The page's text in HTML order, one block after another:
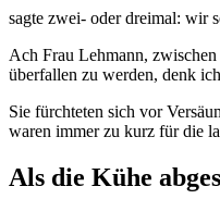
sagte zwei- oder dreimal: wir
Ach Frau Lehmann,
überfallen zu werden, denk
Sie fürchteten sich vor
waren immer zu kurz für die
Als die Kühe